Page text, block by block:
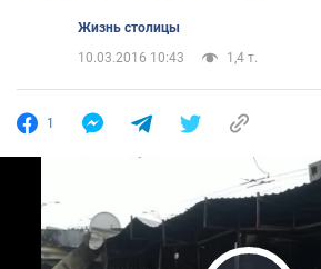
Жизнь столицы
10.03.2016 10:43
1,4 т.
1